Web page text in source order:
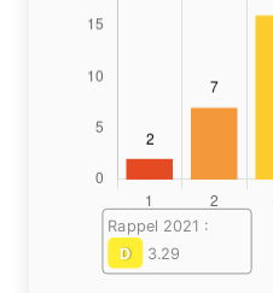
Rappel 2021 :
D
3.29